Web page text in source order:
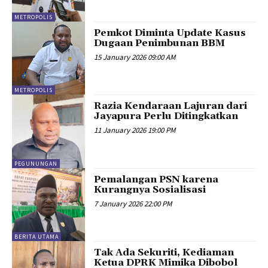
METROPOLIS
METROPOLIS
Pemkot Diminta Update Kasus
Dugaan Penimbunan BBM
15 January 2026 09:00 AM
PEGUNUNGAN
Razia Kendaraan Lajuran dari
Jayapura Perlu Ditingkatkan
11 January 2026 19:00 PM
BERITA UTAMA
Pemalangan PSN karena
Kurangnya Sosialisasi
7 January 2026 22:00 PM
Tak Ada Sekuriti, Kediaman
Ketua DPRK Mimika Dibobol